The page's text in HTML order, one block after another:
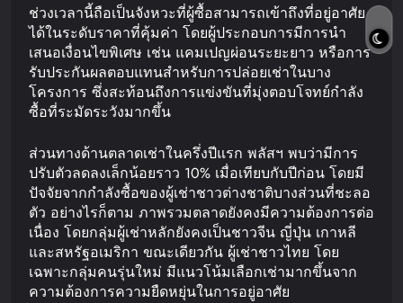
ช่วงเวลานี้ถือเป็นจังหวะที่ผู้ซื้อสามารถเข้าถึงที่อยู่อาศัย
ได้ในระดับราคาที่คุ้มค่า โดยผู้ประกอบการมีการนำ
เสนอเงื่อนไขพิเศษ เช่น แคมเปญผ่อนระยะยาว หรือการ
รับประกันผลตอบแทนสำหรับการปล่อยเช่าในบาง
โครงการ ซึ่งสะท้อนถึงการแข่งขันที่มุ่งตอบโจทย์กำลัง
ซื้อที่ระมัดระวังมากขึ้น
ส่วนทางด้านตลาดเช่าในครึ่งปีแรก พลัสฯ พบว่ามีการ
ปรับตัวลดลงเล็กน้อยราว 10% เมื่อเทียบกับปีก่อน โดยมี
ปัจจัยจากกำลังซื้อของผู้เช่าชาวต่างชาติบางส่วนที่ชะลอ
ตัว อย่างไรก็ตาม ภาพรวมตลาดยังคงมีความต้องการต่อ
เนื่อง โดยกลุ่มผู้เช่าหลักยังคงเป็นชาวจีน ญี่ปุ่น เกาหลี
และสหรัฐอเมริกา ขณะเดียวกัน ผู้เช่าชาวไทย โดย
เฉพาะกลุ่มคนรุ่นใหม่ มีแนวโน้มเลือกเช่ามากขึ้นจาก
ความต้องการความยืดหยุ่นในการอยู่อาศัย